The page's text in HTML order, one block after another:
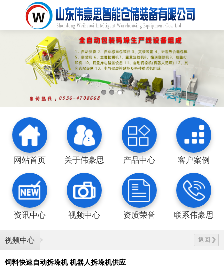
网站首页 关于伟豪思 产品中心 客户案例
资讯中心 视频中心 资质荣誉 联系伟豪思
视频中心 返回
饲料快速自动拆垛机 机器人拆垛机供应